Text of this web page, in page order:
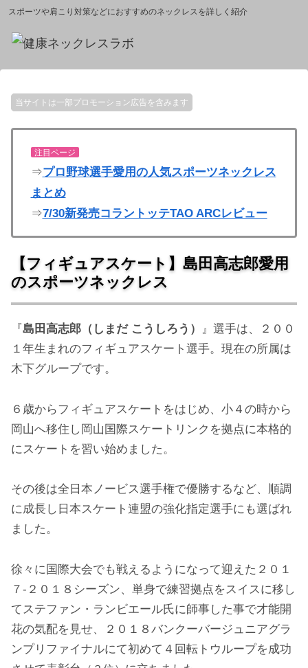
スポーツや肩こり対策などにおすすめのネックレスを詳しく紹介
当サイトは一部プロモーション広告を含みます
注目ページ
⇒プロ野球選手愛用の人気スポーツネックレス
まとめ
⇒7/30新発売コラントッテTAO ARCレビュー
【フィギュアスケート】島田高志郎愛用
のスポーツネックレス
『島田高志郎（しまだ こうしろう）
』選手は、２００
１年生まれのフィギュアスケート選手。現在の所属は
木下グループです。
６歳からフィギュアスケートをはじめ、小４の時から
岡山へ移住し岡山国際スケートリンクを拠点に本格的
にスケートを習い始めました。
その後は全日本ノービス選手権で優勝するなど、順調
に成長し日本スケート連盟の強化指定選手にも選ばれ
ました。
徐々に国際大会でも戦えるようになって迎えた２０１
７-２０１８シーズン、単身で練習拠点をスイスに移し
てステファン・ランビエール氏に師事した事で才能開
花の気配を見せ、２０１８バンクーバージュニアグラ
ンプリファイナルにて初めて４回転トウループを成功